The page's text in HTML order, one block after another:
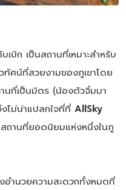
บิก เป็นสถานที่เหมาะสำหรับ
ศน์ที่สวยงามของภูเขาโดย
นที่เป็นมิตร (น้องตัวจิ๋มมา
ไม่น่าแปลกใจที่ที่ AllSky
สถานที่ยอดนิยมแห่งหนึ่งในภู
ำนวยความสะดวกทั้งหมดที่